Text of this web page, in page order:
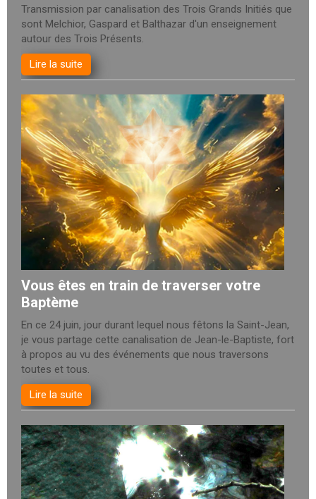
Transmission par canalisation des Trois Grands Initiés que
sont Melchior, Gaspard et Balthazar d'un enseignement
autour des Trois Présents.
Lire la suite
Vous êtes en train de traverser votre
Baptème
En ce 24 juin, jour durant lequel nous fêtons la Saint-Jean,
je vous partage cette canalisation de Jean-le-Baptiste, fort
à propos au vu des événements que nous traversons
toutes et tous.
Lire la suite